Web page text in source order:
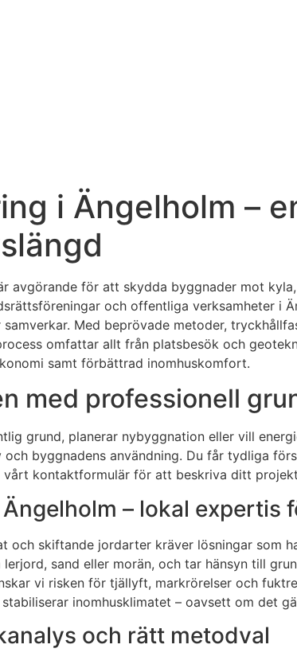
i Ängelholm –
avgörande för att skydda byggnader mot
och offentliga verksamheter i
Med beprövade metoder,
omfattar allt från platsbesök och
samt förbättrad inomhuskomfort.
med professionell
grund, planerar nybyggnation eller vill
och byggnadens användning. Du får tydliga
kontaktformulär för att beskriva ditt
– lokal expertis
och skiftande jordarter kräver lösningar
sand eller morän, och tar hänsyn till
vi risken för tjällyft, markrörelser och
inomhusklimatet – oavsett om det
och rätt metodval